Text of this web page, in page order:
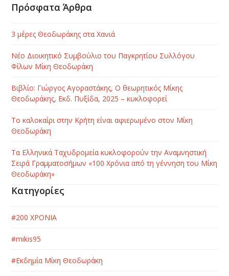
Πρόσφατα Άρθρα
3 μέρες Θεοδωράκης στα Χανιά
Νέο Διοικητικό Συμβούλιο του Παγκρητίου Συλλόγου
Φίλων Μίκη Θεοδωράκη
Βιβλίο: Γιώργος Αγοραστάκης, Ο θεωρητικός Μίκης
Θεοδωράκης, Εκδ. Πυξίδα, 2025 – κυκλοφορεί
Το καλοκαίρι στην Κρήτη είναι αφιερωμένο στον Μίκη
Θεοδωράκη
Τα Ελληνικά Ταχυδρομεία κυκλοφορούν την Αναμνηστική
Σειρά Γραμματοσήμων «100 Χρόνια από τη γέννηση του Μίκη
Θεοδωράκη»
Κατηγορίες
#200 ΧΡΟΝΙΑ
#mikis95
#Εκδημία Μίκη Θεοδωράκη